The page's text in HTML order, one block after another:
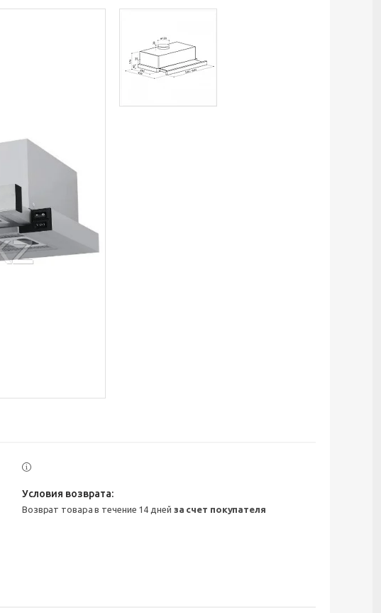
возврат товара в течение 14 дней за счет покупателя